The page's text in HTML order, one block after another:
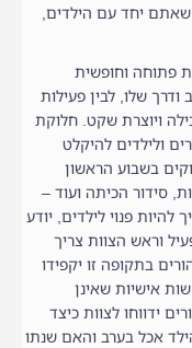
שאתם יחד עם הילדים,
פתוחה וחופשית
שלו, לבין פעילות
ויוצרת שקט. חלוקת
ולילדים להיקלט
בשבוע הראשון
סידור הכיתה ועוד –
פנוי לילדים, יודע
וראש הצוות צריך
בתקופה זו יקפידו
אישיות שאינן
ידווחו לצוות כיצד
אכל בערב והאם שנתו